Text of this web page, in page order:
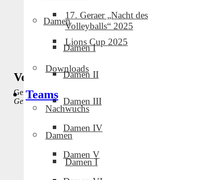
Damen
Damen I
Damen II
Damen III
Damen IV
Damen V
17. Geraer „Nacht des
Volleyballs“ 2025
Lions Cup 2025
Downloads
Teams
Nachwuchs
Damen
Damen I
Veranstaltungsort
Gera
Gera, Germany Google Karte anzeigen
Spieltag GVC-Jugend